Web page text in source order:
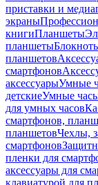
приставки и
экраны
книгиПланшеты
планшеты
планшетов
смартфонов
аксессуарыУмные
детскиеУмные
для умных часов
смартфонов,
планшетовЧехлы,
смартфонов
пленки для
аксессуары для
клавиатурой для